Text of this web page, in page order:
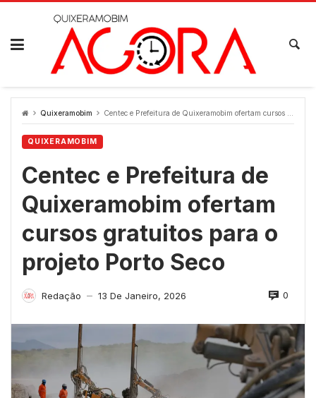
Skip
Quixeramobim Centec e Prefeitura de Quixeramobim ofertam cursos gratuitos para o projeto Porto Seco
QUIXERAMOBIM
Centec e Prefeitura de
Quixeramobim ofertam
cursos gratuitos para o
projeto Porto Seco
Redação — 13 De Janeiro, 2026 0